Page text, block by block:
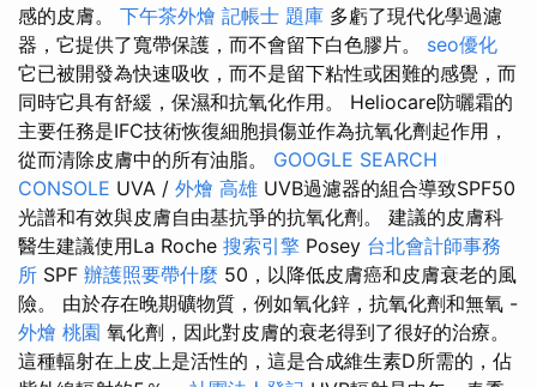
感的皮膚。 下午茶外燴 記帳士 題庫 多虧了現代化學過濾
器，它提供了寬帶保護，而不會留下白色膠片。 seo優化
它已被開發為快速吸收，而不是留下粘性或困難的感覺，而
同時它具有舒緩，保濕和抗氧化作用。 Heliocare防曬霜的
主要任務是IFC技術恢復細胞損傷並作為抗氧化劑起作用，
從而清除皮膚中的所有油脂。 GOOGLE SEARCH
CONSOLE UVA / 外燴 高雄 UVB過濾器的組合導致SPF50
光譜和有效與皮膚自由基抗爭的抗氧化劑。 建議的皮膚科
醫生建議使用La Roche 搜索引擎 Posey 台北會計師事務
所 SPF 辦護照要帶什麼 50，以降低皮膚癌和皮膚衰老的風
險。 由於存在晚期礦物質，例如氧化鋅，抗氧化劑和無氧 -
外燴 桃園 氧化劑，因此對皮膚的衰老得到了很好的治療。
這種輻射在上皮上是活性的，這是合成維生素D所需的，佔